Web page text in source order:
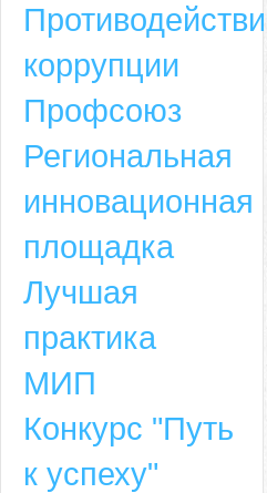
Противодействие
коррупции
Профсоюз
Региональная
инновационная
площадка
Лучшая
практика
МИП
Конкурс "Путь
к успеху"